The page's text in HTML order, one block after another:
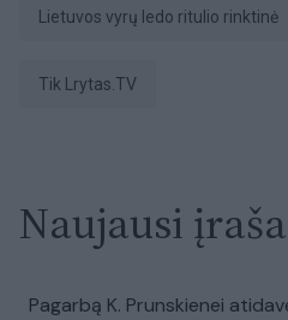
Lietuvos vyrų ledo ritulio rinktinė
tik Lrytas.TV
Naujausi
Pagarbą K. Prunskienei